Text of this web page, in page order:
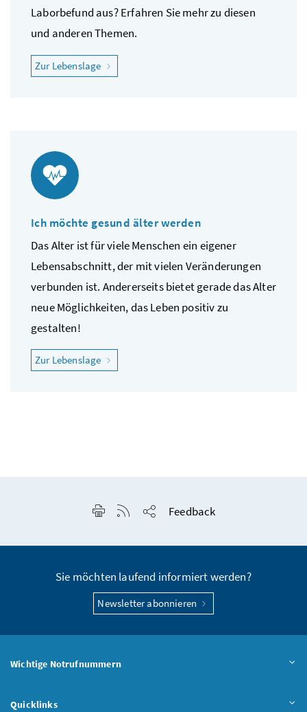
Laborbefund aus? Erfahren Sie mehr zu diesen
und anderen Themen.
Zur Lebenslage "Ich fühle mich krank"
Ich möchte gesund älter werden
Das Alter ist für viele Menschen ein eigener
Lebensabschnitt, der mit vielen Veränderungen
verbunden ist. Andererseits bietet gerade das Alter
neue Möglichkeiten, das Leben positiv zu
gestalten!
Zur Lebenslage "Ich möchte gesund älter werden"
Seite drucken
RSS-Feed anzeigen
Feedback
Sie möchten laufend informiert werden?
Newsletter abonnieren
Wichtige Notrufnummern
Quicklinks